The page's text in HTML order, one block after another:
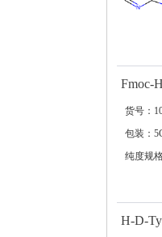
Fmoc-
货号：
包装：
纯度规
H-D-